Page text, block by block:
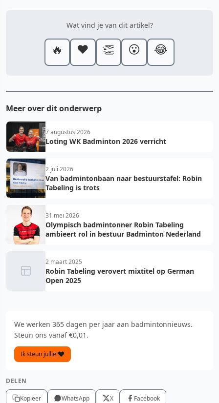
Wat vind je van dit artikel?
🔥 ❤️ 👏 😮 😂
Meer over dit onderwerp
7 augustus 2026
Loting WK Badminton 2026 verricht
2 juli 2026
Van badmintonbaan naar bestuurstafel: Robin
Tabeling is trots
31 mei 2026
Olympisch badmintonner Robin Tabeling
ambieert rol in bestuur Badminton Nederland
2 maart 2025
Robin Tabeling verovert mixtitel op German
Open 2025
We werken 365 dagen per jaar aan badmintonnieuws.
Steun ons vanaf €0,01.
Ik steun jullie!
DELEN
Kopieer WhatsApp X Facebook